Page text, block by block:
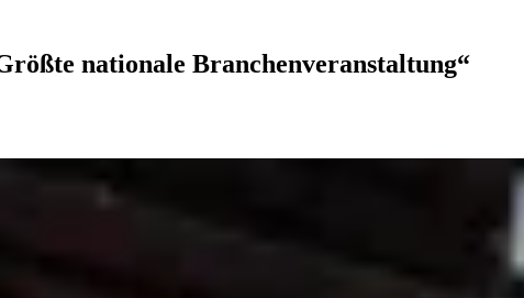
nationale Branchenveranstaltung“